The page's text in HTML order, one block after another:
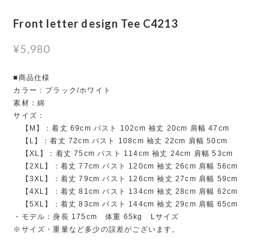
Front letter design Tee C4213
¥5,980
■商品仕様
カラー：ブラック/ホワイト
素材：綿
サイズ：
【M】：着丈 69cm バスト 102cm 袖丈 20cm 肩幅 47cm
【L】：着丈 72cm バスト 108cm 袖丈 22cm 肩幅 50cm
【XL】：着丈 75cm バスト 114cm 袖丈 24cm 肩幅 53cm
【2XL】：着丈 77cm バスト 120cm 袖丈 26cm 肩幅 56cm
【3XL】：着丈 79cm バスト 126cm 袖丈 27cm 肩幅 59cm
【4XL】：着丈 81cm バスト 134cm 袖丈 28cm 肩幅 62cm
【5XL】：着丈 83cm バスト 144cm 袖丈 29cm 肩幅 65cm
・モデル：身長 175cm 体重 65kg Lサイズ
※サイズ・重量など多少の誤差がございます。